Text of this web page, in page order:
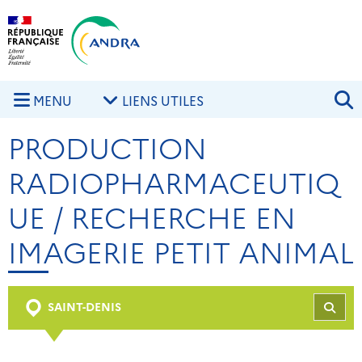
Aller au contenu principal
MENU LIENS UTILES
PRODUCTION
RADIOPHARMACEUTIQ
UE / RECHERCHE EN
IMAGERIE PETIT ANIMAL
SAINT-DENIS